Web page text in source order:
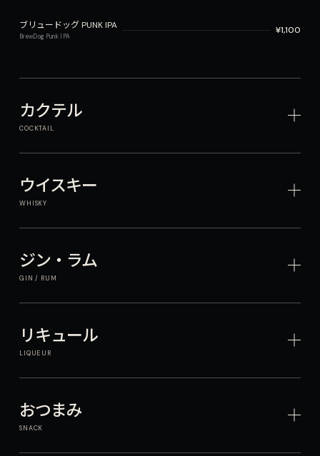
ブリュードッグ PUNK IPA
BrewDog Punk IPA
¥1,100
カクテル
COCKTAIL
ウイスキー
WHISKY
ジン・ラム
GIN / RUM
リキュール
LIQUEUR
おつまみ
SNACK